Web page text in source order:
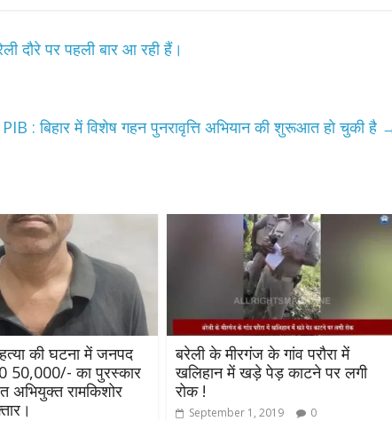
दौरे पर पहली बार आ रही हैं।
PIB : बिहार में विशेष गहन पुनरावृत्ति अभियान की शुरूआत हो चुकी है
की घटना में जनपद
50,000/- का पुरस्कार
अभियुक्त रामकिशोर
बरेली के मीरगंज के गांव परौरा में
खलिहान में खड़े पेड़ काटने पर लगी
रोक !
September 1, 2019 0
All Rights News Bareilly
राजनीति हॉट राजनीतिक
प्रथम आगमन पर नवनियुक्त
उपाध्यक्ष सोनू बाल्मीकि का किया
स्वागत
August 6, 2021 Editor All Rights